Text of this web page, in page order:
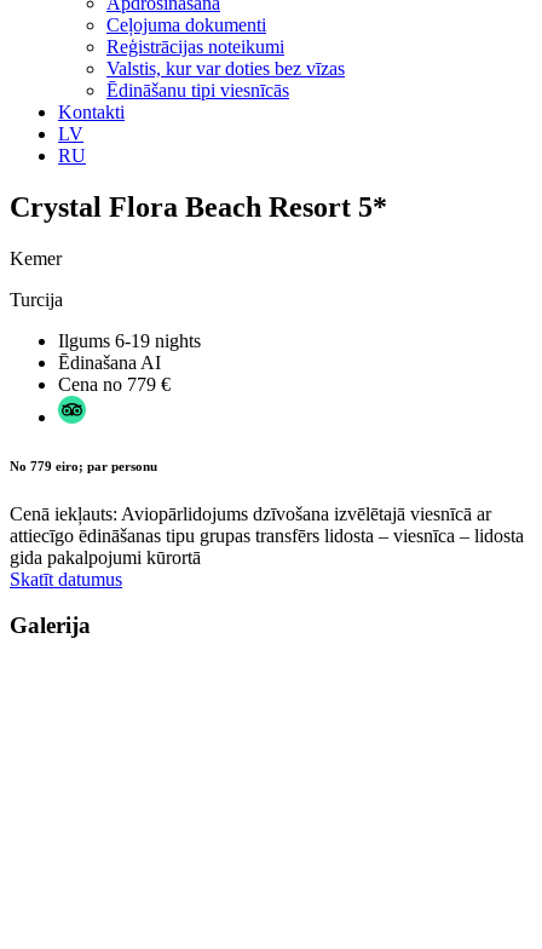
Ceļojuma dokumenti
Reģistrācijas noteikumi
Valstis, kur var doties bez vīzas
Ēdināšanu tipi viesnīcās
Kontakti
LV
RU
Crystal Flora Beach Resort 5*
Kemer
Turcija
Ilgums 6-19 nights
Ēdinašana AI
Cena no 779 €
No 779 eiro; par personu
Cenā iekļauts: Aviopārlidojums dzīvošana izvēlētajā viesnīcā ar
attiecīgo ēdināšanas tipu grupas transfērs lidosta – viesnīca – lidosta
gida pakalpojumi kūrortā
Skatīt datumus
Galerija